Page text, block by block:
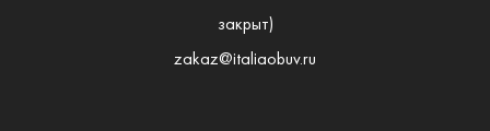
закрыт)
zakaz@italiaobuv.ru